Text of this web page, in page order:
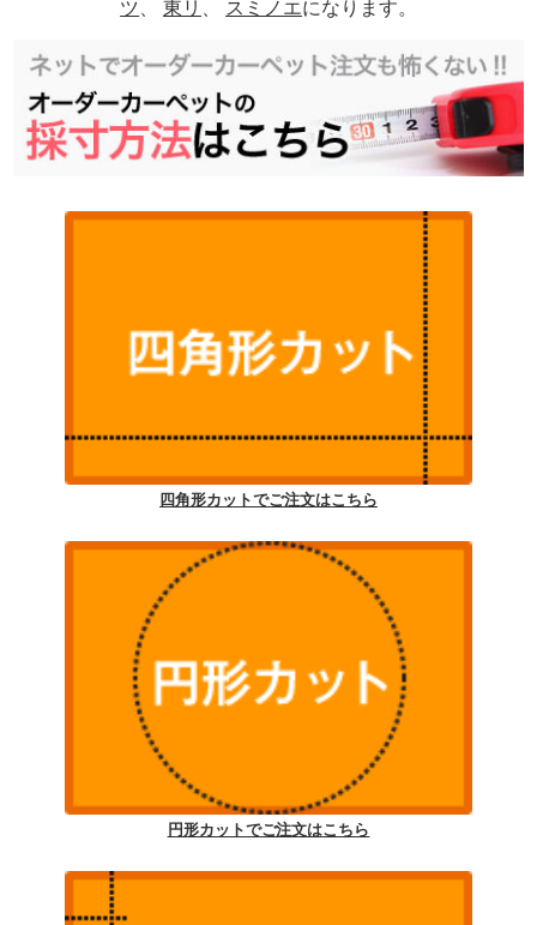
ツ、東リ 、 スミノエになります。
四角形カットでご注文はこちら
円形カットでご注文はこちら